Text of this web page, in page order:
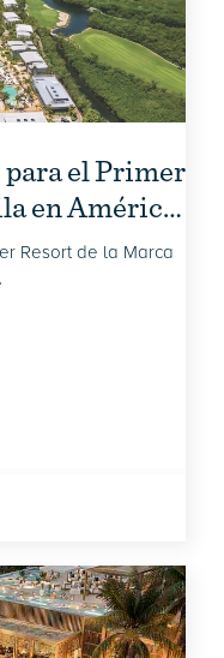
el Primer
en América
Resort de la Marca